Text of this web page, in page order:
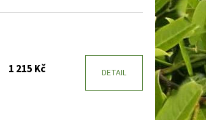
1 215 Kč DETAIL